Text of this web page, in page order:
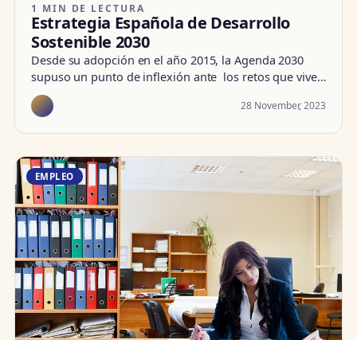
1 MIN DE LECTURA
Estrategia Española de Desarrollo
Sostenible 2030
Desde su adopción en el año 2015, la Agenda 2030
supuso un punto de inflexión ante los retos que vive…
28 November, 2023
EMPLEO